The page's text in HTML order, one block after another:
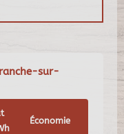
sur-
Économie